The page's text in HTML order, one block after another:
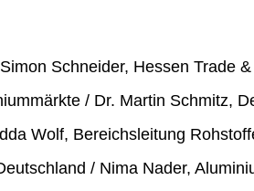
Schneider, Hessen Trade
/ Dr. Martin Schmitz,
Wolf, Bereichsleitung
/ Nima Nader,